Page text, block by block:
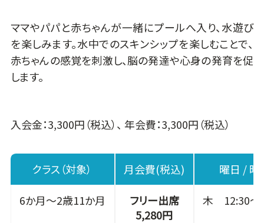
ママやパパと赤ちゃんが一緒にプールへ入り、水遊び
を楽しみます。水中でのスキンシップを楽しむことで、
赤ちゃんの感覚を刺激し、脳の発達や心身の発育を促
します。
入会金：3,300円（税込）、 年会費：3,300円（税込）
クラス（対象） 月会費(税込) 曜日 / 時
6か月～2歳11か月
フリー出席
5,280円
木 12:30～